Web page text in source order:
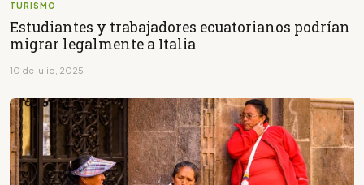
TURISMO
Estudiantes y trabajadores ecuatorianos podrían
migrar legalmente a Italia
10 de julio, 2025